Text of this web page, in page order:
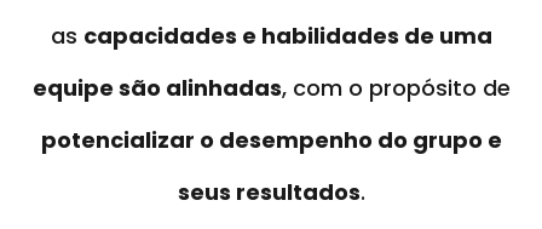
as capacidades e habilidades de uma
equipe são alinhadas, com o propósito de
potencializar o desempenho do grupo e
seus resultados.